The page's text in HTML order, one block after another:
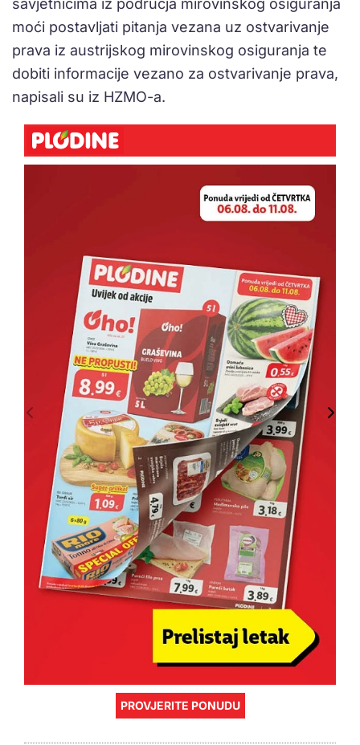
savjetnicima iz područja mirovinskog osiguranja
moći postavljati pitanja vezana uz ostvarivanje
prava iz austrijskog mirovinskog osiguranja te
dobiti informacije vezano za ostvarivanje prava,
napisali su iz HZMO-a.
PROVJERITE PONUDU